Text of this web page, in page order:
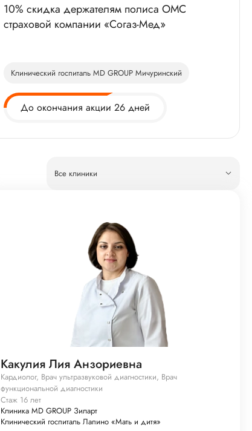
10% скидка держателям полиса ОМС
страховой компании «Согаз-Мед»
Клинический госпиталь MD GROUP Мичуринский
До окончания акции 26 дней
Все клиники
Какулия Лия Анзориевна
Кардиолог, Врач ультразвуковой диагностики, Врач
функциональной диагностики
Стаж 16 лет
Клиника MD GROUP Зиларт
Клинический госпиталь Лапино «Мать и дитя»